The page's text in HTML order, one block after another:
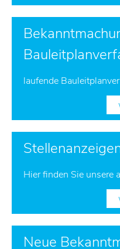
laufende
Hier finden Sie unsere
Neue